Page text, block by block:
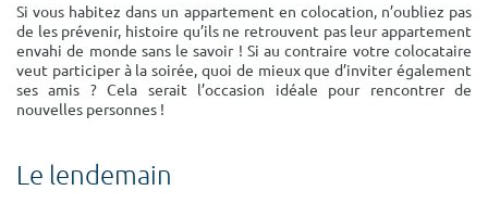
Si vous habitez dans un appartement en colocation, n’oubliez pas
de les prévenir, histoire qu’ils ne retrouvent pas leur appartement
envahi de monde sans le savoir ! Si au contraire votre colocataire
veut participer à la soirée, quoi de mieux que d’inviter également
ses amis ? Cela serait l’occasion idéale pour rencontrer de
nouvelles personnes !
Le lendemain